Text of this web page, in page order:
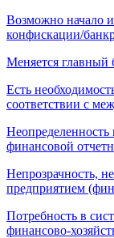
Возможно начало
конфискации/
Меняется главный
Есть
соответствии с
Неопределенность
финансовой
Непрозрачность,
предприятием
Потребность в
финансово-